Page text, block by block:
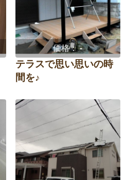
価格：-
テラスで思い思いの時
間を♪